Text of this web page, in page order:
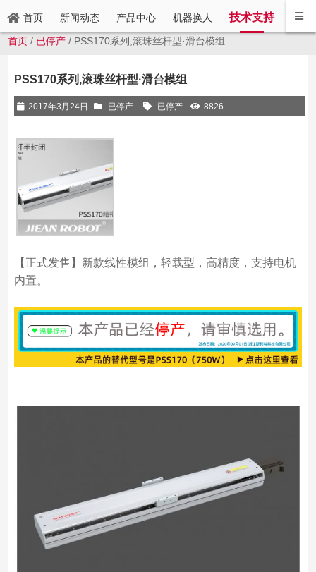
首页 新闻动态 产品中心 机器换人 技术支持 联系
首页 / 已停产 / PSS170系列,滚珠丝杆型·滑台模组
PSS170系列,滚珠丝杆型·滑台模组
2017年3月24日 已停产 已停产 8826
【正式发售】新款线性模组，轻载型，高精度，支持电机
内置。